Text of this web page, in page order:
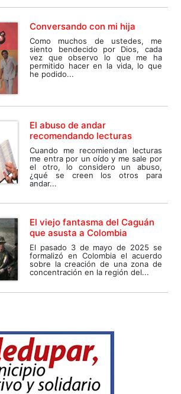
Conversando con mi hija
Como muchos de ustedes, me
siento bendecido por Dios, cada
vez que observo lo que me ha
permitido hacer en la vida, lo que
he podido...
El abuso de andar
recomendando lecturas
Cuando me recomiendan lecturas
me entra por un oído y me sale por
el otro, lo considero un abuso,
¿qué se creen los otros para
andar...
El viejo fantasma del Caguán
que asusta a Colombia
El pasado 3 de mayo de 2025 se
formalizó en Colombia el acuerdo
sobre la creación de una zona de
concentración en la región del...